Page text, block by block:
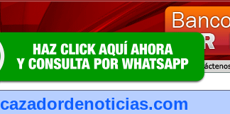
cazadordenoticias.com